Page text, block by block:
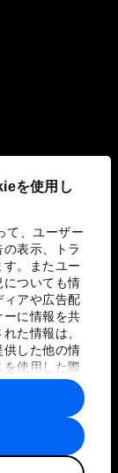
を使用し
て、ユーザー
表示、トラ
。またユー
ついても情
アや広告配
に情報を共
た情報は、
供した他の情
使用した際
され、各パー
がありま
約